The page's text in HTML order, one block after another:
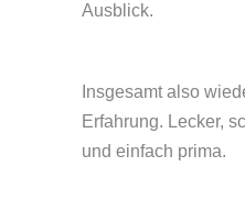
Ausblick.
Insgesamt also
Erfahrung. Lecker,
und einfach prima.